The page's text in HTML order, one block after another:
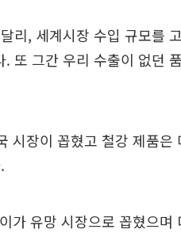
리, 세계시장 수입 규모를
또 그간 우리 수출이 없던
시장이 꼽혔고 철강 제품은
가 유망 시장으로 꼽혔으며